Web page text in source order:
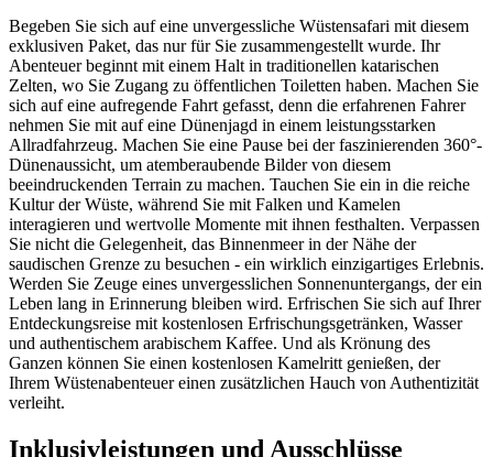
Begeben Sie sich auf eine unvergessliche Wüstensafari mit diesem
exklusiven Paket, das nur für Sie zusammengestellt wurde. Ihr
Abenteuer beginnt mit einem Halt in traditionellen katarischen
Zelten, wo Sie Zugang zu öffentlichen Toiletten haben. Machen Sie
sich auf eine aufregende Fahrt gefasst, denn die erfahrenen Fahrer
nehmen Sie mit auf eine Dünenjagd in einem leistungsstarken
Allradfahrzeug. Machen Sie eine Pause bei der faszinierenden 360°-
Dünenaussicht, um atemberaubende Bilder von diesem
beeindruckenden Terrain zu machen. Tauchen Sie ein in die reiche
Kultur der Wüste, während Sie mit Falken und Kamelen
interagieren und wertvolle Momente mit ihnen festhalten. Verpassen
Sie nicht die Gelegenheit, das Binnenmeer in der Nähe der
saudischen Grenze zu besuchen - ein wirklich einzigartiges Erlebnis.
Werden Sie Zeuge eines unvergesslichen Sonnenuntergangs, der ein
Leben lang in Erinnerung bleiben wird. Erfrischen Sie sich auf Ihrer
Entdeckungsreise mit kostenlosen Erfrischungsgetränken, Wasser
und authentischem arabischem Kaffee. Und als Krönung des
Ganzen können Sie einen kostenlosen Kamelritt genießen, der
Ihrem Wüstenabenteuer einen zusätzlichen Hauch von Authentizität
verleiht.
Inklusivleistungen und Ausschlüsse